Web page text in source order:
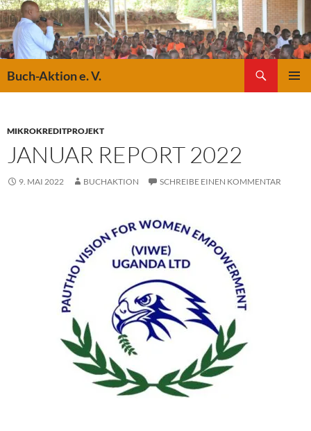
Buch-Aktion e. V.
MIKROKREDITPROJEKT
JANUAR REPORT 2022
9. MAI 2022 BUCHAKTION SCHREIBE EINEN KOMMENTAR